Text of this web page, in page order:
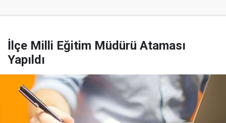
İlçe Milli Eğitim Müdürü Ataması
Yapıldı